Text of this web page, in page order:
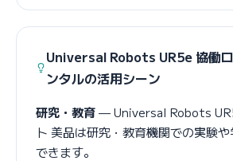
Universal Robots UR5e 協働
ンタルの活用シーン
研究・教育— Universal Robots
ト 美品は研究・教育機関での実験
できます。